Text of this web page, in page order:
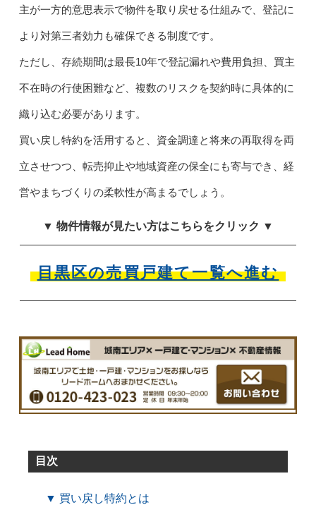
主が一方的意思表示で物件を取り戻せる仕組みで、登記に
より対第三者効力も確保できる制度です。
ただし、存続期間は最長10年で登記漏れや費用負担、買主
不在時の行使困難など、複数のリスクを契約時に具体的に
織り込む必要があります。
買い戻し特約を活用すると、資金調達と将来の再取得を両
立させつつ、転売抑止や地域資産の保全にも寄与でき、経
営やまちづくりの柔軟性が高まるでしょう。
▼ 物件情報が見たい方はこちらをクリック ▼
目黒区の売買戸建て一覧へ進む
目次
▼ 買い戻し特約とは